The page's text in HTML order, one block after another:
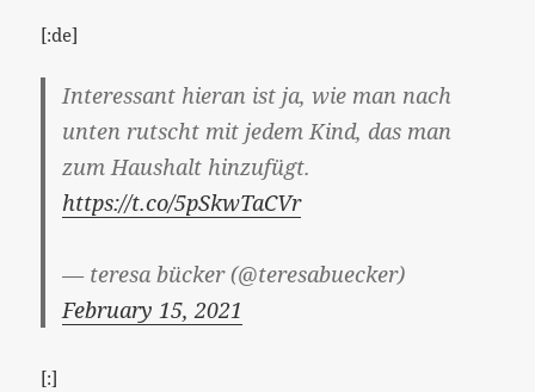
[:de]
Interessant hieran ist ja, wie man nach
unten rutscht mit jedem Kind, das man
zum Haushalt hinzufügt.
https://t.co/5pSkwTaCVr
— teresa bücker (@teresabuecker)
February 15, 2021
[:]